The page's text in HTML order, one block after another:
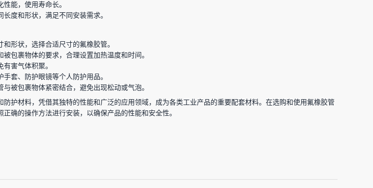
能，使用寿命长。
度和形状，满足不同安装需求。
形状，选择合适尺寸的氟橡胶管。
包裹物体的要求，合理设置加热温度和时间。
害气体积聚。
套、防护眼镜等个人防护用品。
被包裹物体紧密结合，避免出现松动或气泡。
防护材料，凭借其独特的性能和广泛的应用领域，成为各类工业产品的重要配套材料。在选购和使用氟橡胶管
确的操作方法进行安装，以确保产品的性能和安全性。